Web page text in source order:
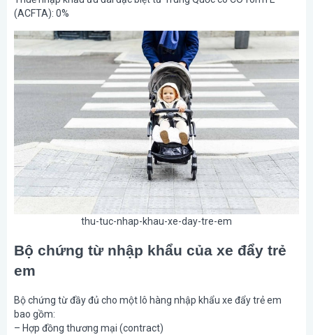
(ACFTA): 0%
thu-tuc-nhap-khau-xe-day-tre-em
Bộ chứng từ nhập khẩu của xe đẩy trẻ
em
Bộ chứng từ đầy đủ cho một lô hàng nhập khẩu xe đẩy trẻ em
bao gồm:
– Hợp đồng thương mại (contract)